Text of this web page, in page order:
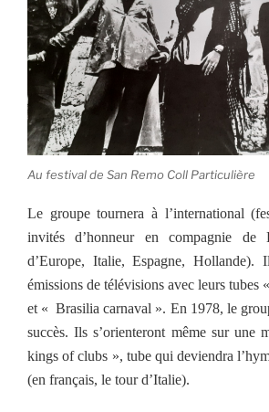
Au festival de San Remo Coll Particulière
Le groupe tournera à l’international
invités d’honneur en compagnie
d’Europe, Italie, Espagne, Hollande).
émissions de télévisions avec leurs tubes
et « Brasilia carnaval ». En 1978, le
succès. Ils s’orienteront même sur une
kings of clubs », tube qui deviendra
(en français, le tour d’Italie).